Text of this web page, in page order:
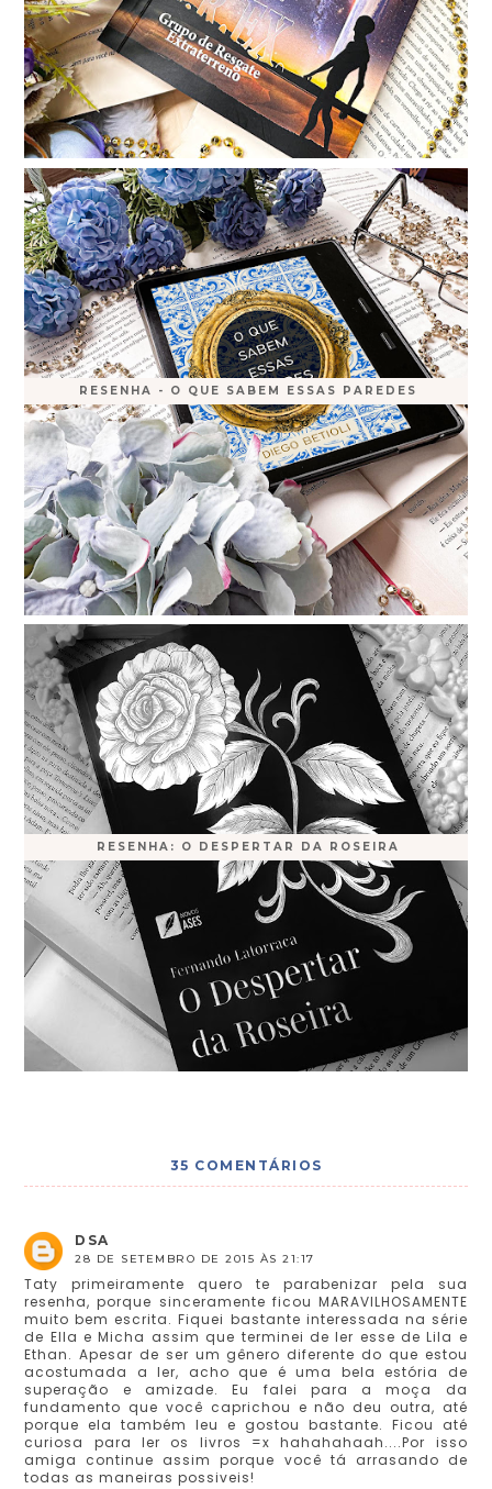
RESENHA - O QUE SABEM ESSAS PAREDES
RESENHA: O DESPERTAR DA ROSEIRA
35 COMENTÁRIOS
DSA
28 DE SETEMBRO DE 2015 ÀS 21:17
Taty primeiramente quero te parabenizar pela sua
resenha, porque sinceramente ficou MARAVILHOSAMENTE
muito bem escrita. Fiquei bastante interessada na série
de Ella e Micha assim que terminei de ler esse de Lila e
Ethan. Apesar de ser um gênero diferente do que estou
acostumada a ler, acho que é uma bela estória de
superação e amizade. Eu falei para a moça da
fundamento que você caprichou e não deu outra, até
porque ela também leu e gostou bastante. Ficou até
curiosa para ler os livros =x hahahahaah....Por isso
amiga continue assim porque você tá arrasando de
todas as maneiras possiveis!